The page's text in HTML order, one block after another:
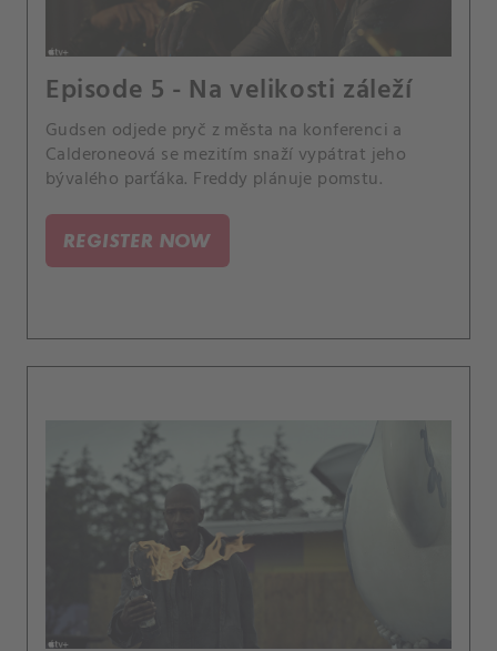
Episode 5 - Na velikosti záleží
Gudsen odjede pryč z města na konferenci a
Calderoneová se mezitím snaží vypátrat jeho
bývalého parťáka. Freddy plánuje pomstu.
REGISTER NOW